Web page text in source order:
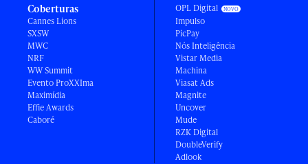
Coberturas
Cannes Lions
SXSW
MWC
NRF
WW Summit
Evento ProXXIma
Maximídia
Effie Awards
Caboré
OPL Digital
Impulso
PicPay
Nós Inteligência
Vistar Media
Machina
Viasat Ads
Magnite
Uncover
Mude
RZK Digital
DoubleVerify
Adlook